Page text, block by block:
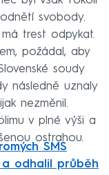
svobody.
trest odpykat.
požádal, aby
soudy
následně uznaly
nezměnil.
v plné výši a
ostrahou.
SMS
a odhalil průběh